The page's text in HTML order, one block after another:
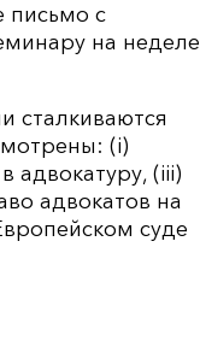
письмо с
на неделе
сталкиваются
(i)
адвокатуру, (iii)
адвокатов на
суде